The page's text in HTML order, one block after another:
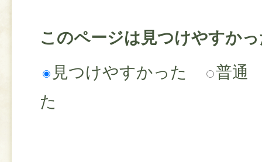
このページは見つけやすか
見つけやすかった
普通
た